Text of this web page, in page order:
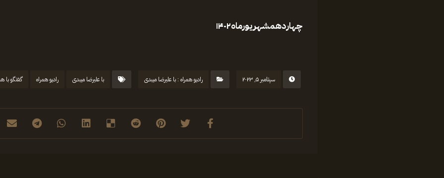
چهاردهمشهریورماه۱۴۰۲
سپتامبر ۵, ۲۰۲۳ رادیو همراه : با علیرضا میبدی با علیرضا میبدی رادیو همراه گفتگو با